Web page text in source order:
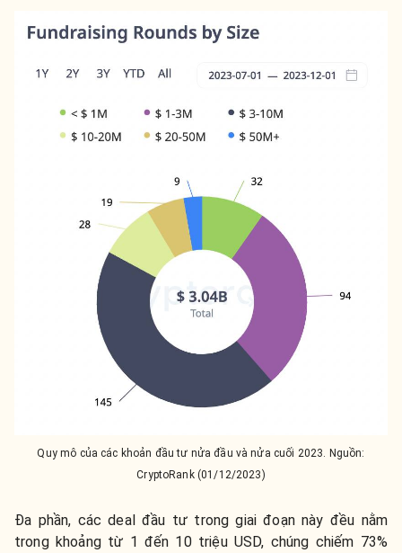
Quy mô của các khoản đầu tư nửa đầu và nửa cuối 2023. Nguồn:
CryptoRank (01/12/2023)
Đa phần, các deal đầu tư trong giai đoạn này đều nằm
trong khoảng từ 1 đến 10 triệu USD, chúng chiếm 73%